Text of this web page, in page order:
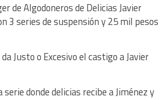
de Algodoneros de Delicias Javier
3 series de suspensión y 25 mil pesos
Justo o Excesivo el castigo a Javier
donde delicias recibe a Jiménez y